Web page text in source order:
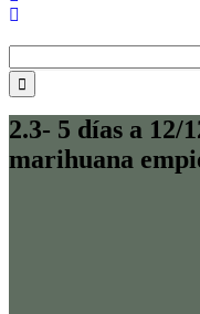
2.3- 5 días a 12/
marihuana